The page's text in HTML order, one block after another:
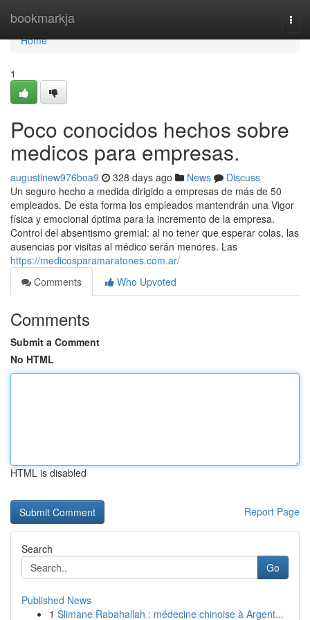
bookmarkja
Home
Home
1
Poco conocidos hechos sobre
medicos para empresas.
augustinew976boa9 328 days ago News
Discuss
Un seguro hecho a medida dirigido a empresas de más de 50
empleados. De esta forma los empleados mantendrán una Vigor
física y emocional óptima para la incremento de la empresa.
Control del absentismo gremial: al no tener que esperar colas, las
ausencias por visitas al médico serán menores. Las
https://medicosparamaratones.com.ar/
Comments
Who Upvoted
Comments
Submit a Comment
No HTML
HTML is disabled
Report Page
Search
Go
Published News
1 Slimane Rabahallah : médecine chinoise à Argent...